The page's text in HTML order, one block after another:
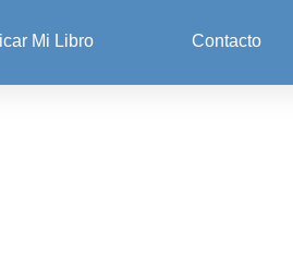
Mi Libro Contacto